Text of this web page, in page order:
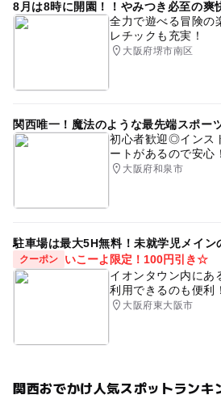
8月は8時に開園！！やみつき必至の
全力で遊べる冒険の
レチックも充実！
大阪府堺市南区
関西唯一！魔法のような最先端スポー
初心者歓迎◎インス
ートがあるので安心！
大阪府和泉市
駐車場は最大5H無料！未就学児メイ
クーポン
いこーよ限定！100円引き☆
イオンタウン内にあ
利用できるのも便利！
大阪府東大阪市
関西おでかけ人気スポットランキ